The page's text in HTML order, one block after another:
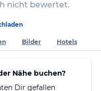
nicht bewertet.
Bilder Hotels
Nähe buchen?
Dir gefallen